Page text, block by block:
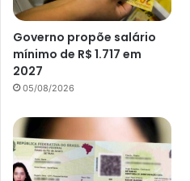
Governo propõe salário
mínimo de R$ 1.717 em
2027
05/08/2026